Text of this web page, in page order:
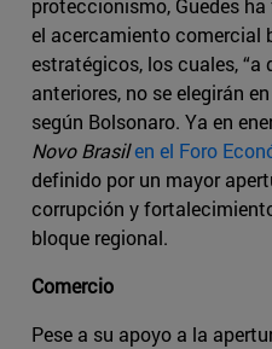
proteccionismo, Guedes
el acercamiento comercial
estratégicos, los cuales, “a
anteriores, no se elegirán
según Bolsonaro. Ya en
Novo Brasilen el Foro
definido por un mayor
corrupción y
bloque regional.
Comercio
Pese a su apoyo a la